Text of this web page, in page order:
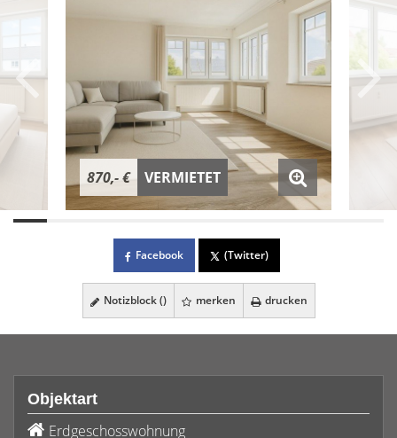
870,- € VERMIETET
Facebook (Twitter)
Notizblock () merken drucken
Objektart
Erdgeschosswohnung